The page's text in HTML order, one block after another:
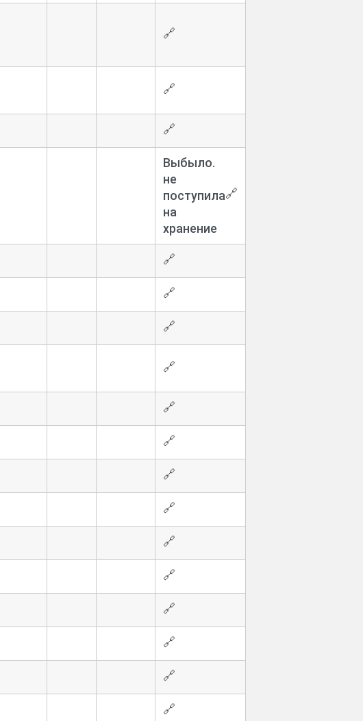
🔗
🔗
🔗
Выбыло.
не
поступила
на
хранение
🔗
🔗
🔗
🔗
🔗
🔗
🔗
🔗
🔗
🔗
🔗
🔗
🔗
🔗
🔗